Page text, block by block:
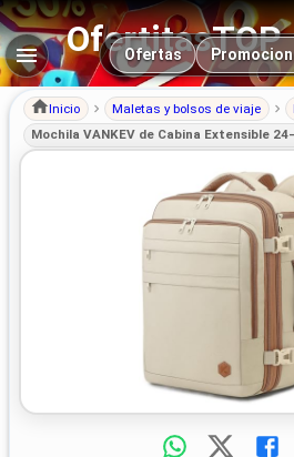
OfertitasTOP
Navegación principal
Ofertas
Inicio Maletas y bolsos de viaje
Mochila VANKEV de Cabina Extensible